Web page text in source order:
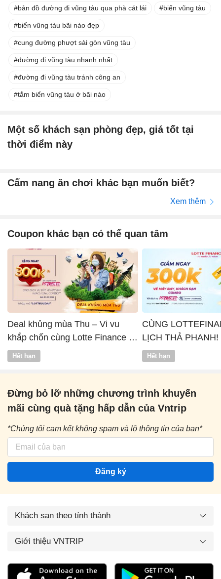
bản đồ đường đi vũng tàu qua phà cát lái biển vũng tàu
biển vũng tàu bãi nào đẹp
cung đường phượt sài gòn vũng tàu
đường đi vũng tàu nhanh nhất
đường đi vũng tàu tránh công an
tắm biển vũng tàu ở bãi nào
Một số khách sạn phòng đẹp, giá tốt tại
thời điểm này
Cẩm nang ăn chơi khác bạn muốn biết?
Xem thêm
Coupon khác bạn có thể quan tâm
Deal khủng mùa Thu – Vi vu
khắp chốn cùng Lotte Finance x
Vntrip
Hết hạn
CÙNG
LỊCH THẢ PHANH!
Hết hạn
Đừng bỏ lỡ những chương trình khuyến
mãi cùng quà tặng hấp dẫn của Vntrip
*Chúng tôi cam kết không spam và lộ thông tin của bạn*
Đăng ký
Khách sạn theo tỉnh thành
Giới thiệu VNTRIP